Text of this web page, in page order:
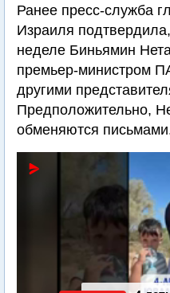
Ранее пресс-служба
Израиля
неделе Биньямин
премьер-министром
другими
Предположительно,
обменяются